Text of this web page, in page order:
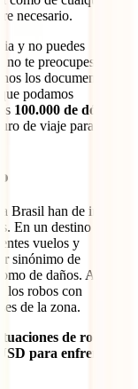
necesario.
y no puedes
no te preocupes. Lo
los documentos
podamos
100.000 de dólares
de viaje para
Brasil han de ir más
En un destino como
vuelos y
sinónimo de
de daños. A su
los robos con
de la zona.
de robo y
para enfrentar